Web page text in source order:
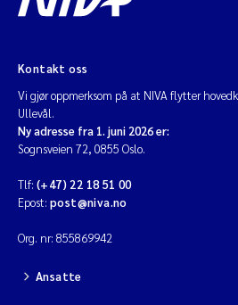
Erik Höglund
Jarle Håvardstun
James Edward Sample
Rita Næss
Øyvind Tangen Ødegaard
Inga Fløisand
Kontakt oss
Vi gjør oppmerksom på at NIVA flytter
Ullevål.
Ny adresse fra 1. juni 2026 er:
Sognsveien 72, 0855 Oslo.
Tlf: (+47) 22 18 51 00
Epost: post@niva.no
Org. nr: 855869942
Ansatte